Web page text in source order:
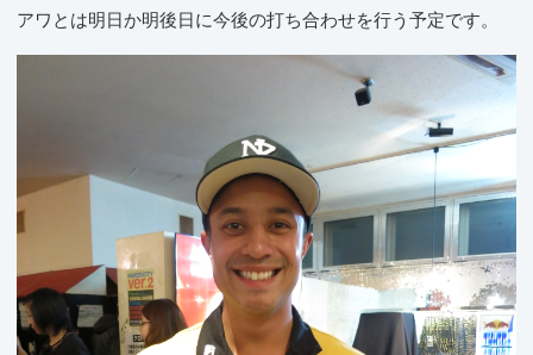
アワとは明日か明後日に今後の打ち合わせを行う予定です。